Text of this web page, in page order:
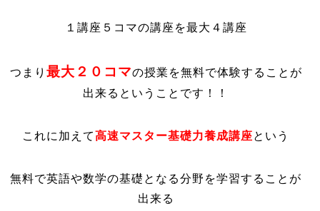
１講座５コマの講座を最大４講座
つまり 最大２０コマの授業を無料で体験することが
出来るということです！！
これに加えて高速マスター基礎力養成講座という
無料で英語や数学の基礎となる分野を学習することが
出来る